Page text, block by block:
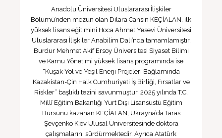
Anadolu Üniversitesi Uluslararası İlişkiler
Bölümü’nden mezun olan Dilara Cansın KEÇİALAN, ilk
yüksek lisans eğitimini Hoca Ahmet Yesevi Üniversitesi
Uluslararası İlişkiler Anabilim Dalı’nda tamamlamıştır.
Burdur Mehmet Akif Ersoy Üniversitesi Siyaset Bilimi
ve Kamu Yönetimi yüksek lisans programında ise
“Kuşak-Yol ve Yeşil Enerji Projeleri Bağlamında
Kazakistan-Çin Halk Cumhuriyeti İş Birliği, Fırsatlar ve
Riskler” başlıklı tezini savunmuştur. 2025 yılında T.C.
Millî Eğitim Bakanlığı Yurt Dışı Lisansüstü Eğitim
Bursunu kazanan KEÇİALAN, Ukrayna’da Taras
Şevçenko Kiev Ulusal Üniversitesinde doktora
çalışmalarını sürdürmektedir. Ayrıca Atatürk